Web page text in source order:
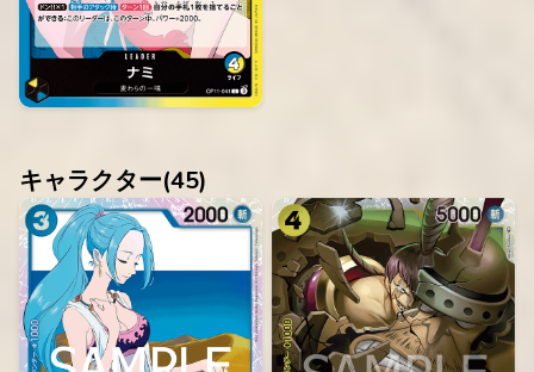
キャラクター(45)